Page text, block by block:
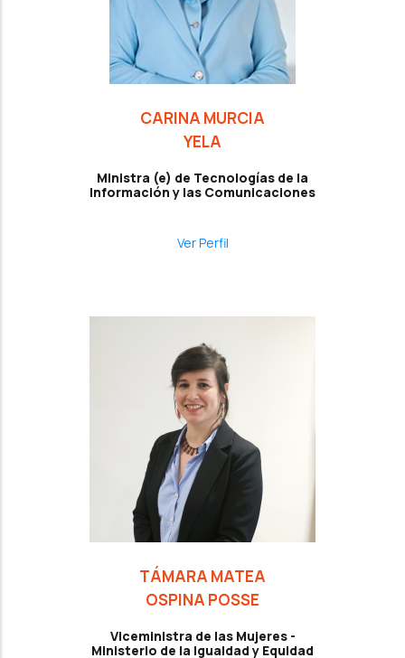
CARINA MURCIA
YELA
Ministra (e) de Tecnologías de la
Información y las Comunicaciones
Ver Perfil
TÁMARA MATEA
OSPINA POSSE
Viceministra de las Mujeres -
Ministerio de la Igualdad y Equidad